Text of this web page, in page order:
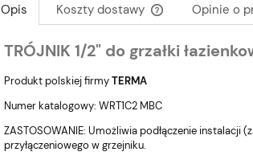
Opis Koszty dostawy
Cena nie zawiera
Opinie o
TRÓJNIK 1/2" do grzałki
Produkt polskiej firmyTERMA
Numer katalogowy: WRT1C2 MBC
ZASTOSOWANIE: Umożliwia podłączenie instalacji
przyłączeniowego w grzejniku.